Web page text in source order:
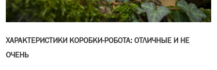
ХАРАКТЕРИСТИКИ КОРОБКИ-РОБОТА: ОТЛИЧНЫЕ И НЕ
ОЧЕНЬ